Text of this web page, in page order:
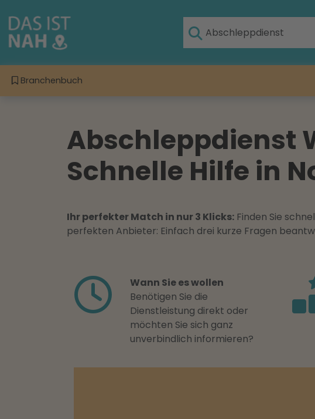
Branchenbuch
Abschleppdienst
Schnelle Hilfe in
Ihr perfekter Match in nur 3 Klicks: Finden Sie
perfekten Anbieter: Einfach drei kurze Fragen
Wann Sie es wollen
Benötigen Sie die
Dienstleistung direkt oder
möchten Sie sich ganz
unverbindlich informieren?